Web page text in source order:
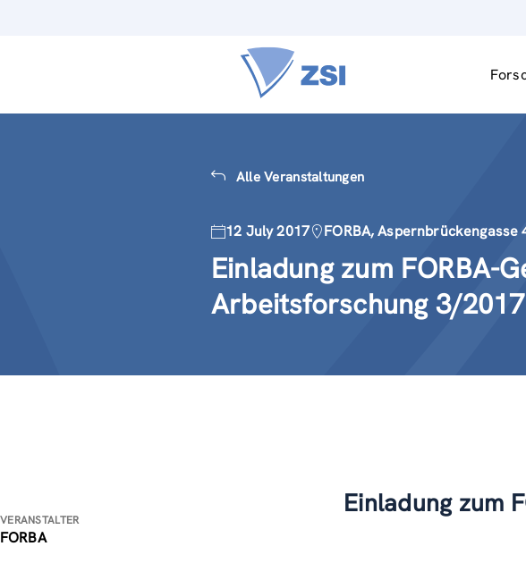
Alle Veranstaltungen
12 July 2017 FORBA,
Einladung zum FORBA-
Arbeitsforschung 3/2017
VERANSTALTER
FORBA
Einladung zum